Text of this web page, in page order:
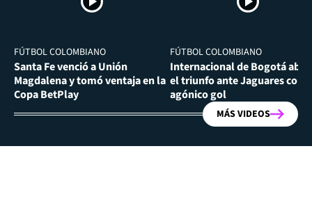
FÚTBOL COLOMBIANO
Santa Fe venció a Unión
Magdalena y tomó ventaja en la
Copa BetPlay
FÚTBOL COLOMBIANO
Internacional de Bogotá
el triunfo ante Jaguares con
agónico gol
MÁS VIDEOS